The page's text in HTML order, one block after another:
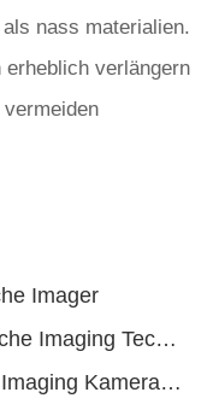
nass materialien.
verlängern
Imager
in Autobahn Überwachung
Erkennung und Wartung